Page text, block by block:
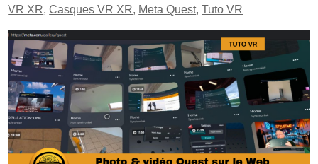
VR XR,Casques VR XR, Meta Quest,Tuto VR